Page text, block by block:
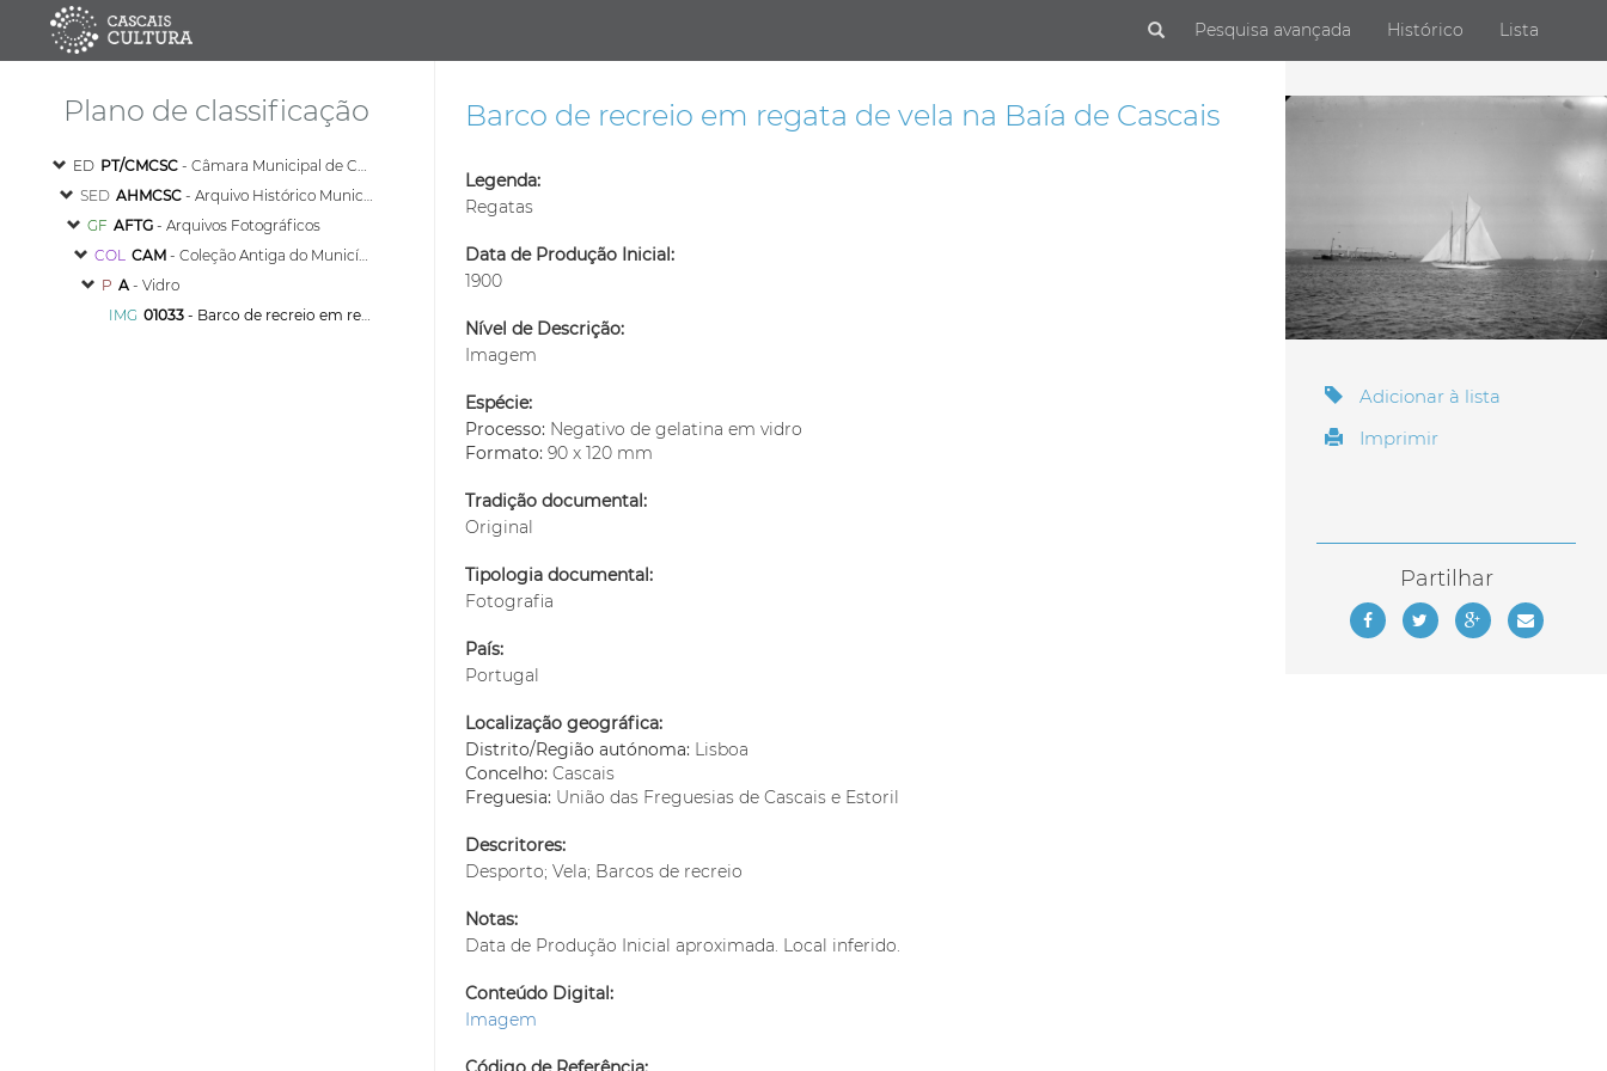
SubmitPesquisa avançada Histórico Lista
Plano de classificação
ED PT/CMCSC- Câmara Municipal de Cascais
SED AHMCSC- Arquivo Histórico Municipal de Cascais
GF AFTG- Arquivos Fotográficos
COL CAM- Coleção Antiga do Município
P A- Vidro
IMG 01033- Barco de recreio em regata de vela na Baía de Cascais
Barco de recreio em regata de vela na Baía de Cascais
Legenda:
Regatas
Data de Produção Inicial:
1900
Nível de Descrição:
Imagem
Espécie:
Processo: Negativo de gelatina em vidro
Formato: 90 x 120 mm
Tradição documental:
Original
Tipologia documental:
Fotografia
País:
Portugal
Localização geográfica:
Distrito/Região autónoma: Lisboa
Concelho: Cascais
Freguesia: União das Freguesias de Cascais e Estoril
Descritores:
Desporto; Vela; Barcos de recreio
Notas:
Data de Produção Inicial aproximada. Local inferido.
Conteúdo Digital:
Imagem
Adicionar à lista
Imprimir
Partilhar